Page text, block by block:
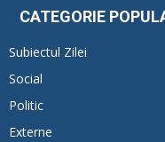
CATEGORIE
Subiectul Zilei
Social
Politic
Externe